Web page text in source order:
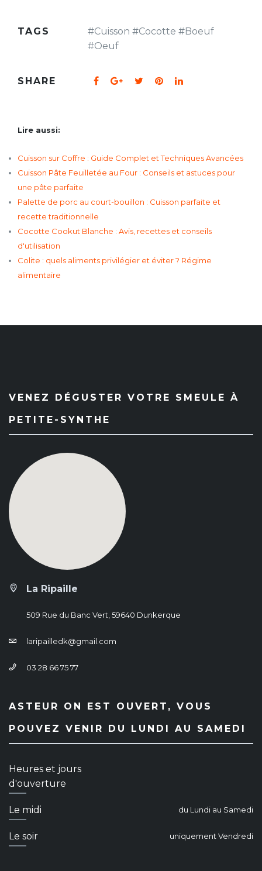
TAGS #Cuisson #Cocotte #Boeuf
#Oeuf
SHARE
Lire aussi:
Cuisson sur Coffre : Guide Complet et Techniques Avancées
Cuisson Pâte Feuilletée au Four : Conseils et astuces pour
une pâte parfaite
Palette de porc au court-bouillon : Cuisson parfaite et
recette traditionnelle
Cocotte Cookut Blanche : Avis, recettes et conseils
d'utilisation
Colite : quels aliments privilégier et éviter ? Régime
alimentaire
VENEZ DÉGUSTER VOTRE SMEULE À
PETITE-SYNTHE
La Ripaille
509 Rue du Banc Vert, 59640 Dunkerque
laripailledk@gmail.com
03 28 66 75 77
ASTEUR ON EST OUVERT, VOUS
POUVEZ VENIR DU LUNDI AU SAMEDI
Heures et jours
d'ouverture
Le midi du Lundi au Samedi
Le soir uniquement Vendredi